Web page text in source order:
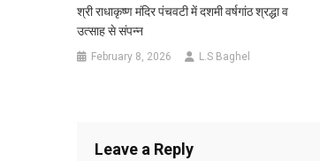
श्री राधाकृष्ण मंदिर पंचवटी में दशमी वर्षगांठ श्रद्धा व
उत्साह से संपन्न
February 8, 2026 L.S Baghel
Leave a Reply